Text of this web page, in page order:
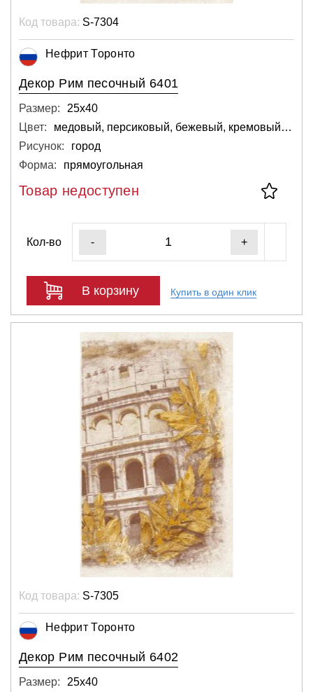
Код товара: S-7304
Нефрит Торонто
Декор Pим песочный 6401
Размер:
25х40
Цвет:
медовый, персиковый, бежевый, кремовый, розовый, светлый
Рисунок:
город
Форма:
прямоугольная
Товар недоступен
Кол-во - +
В корзину Купить в один клик
Код товара: S-7305
Нефрит Торонто
Декор Pим песочный 6402
Размер: 25х40